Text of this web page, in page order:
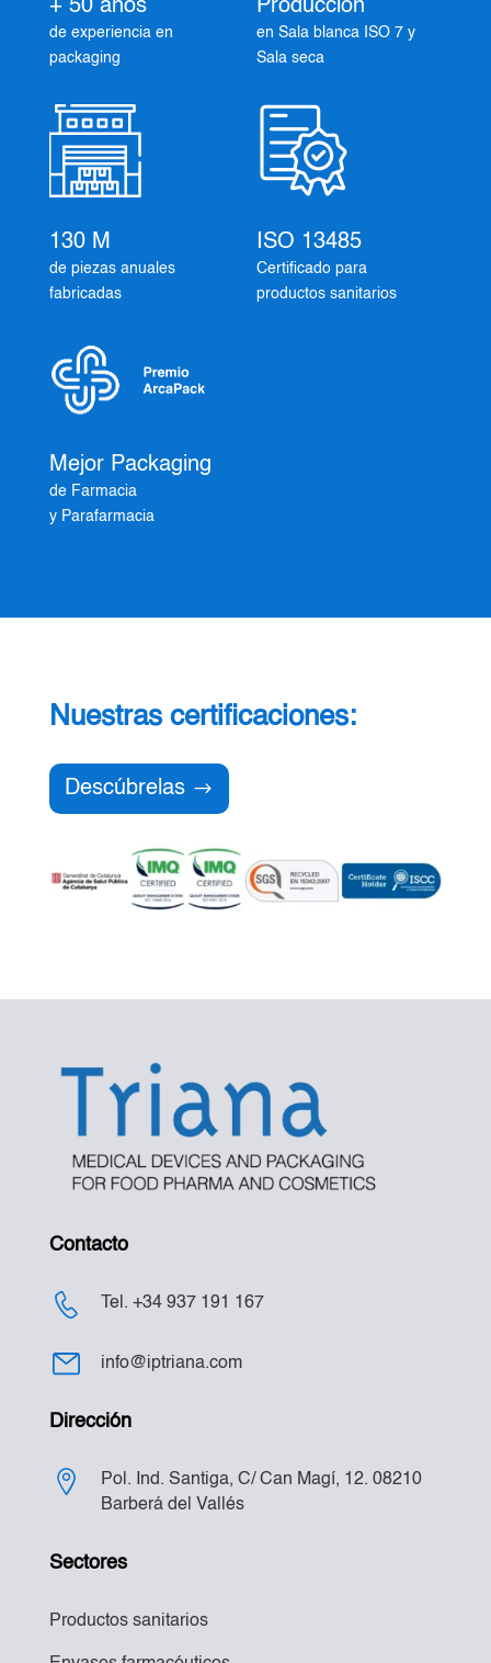
+ 50 años
de experiencia en
packaging
Producción
en Sala blanca ISO 7 y
Sala seca
130 M
de piezas anuales
fabricadas
ISO 13485
Certificado para
productos sanitarios
Mejor Packaging
de Farmacia
y Parafarmacia
Nuestras certificaciones:
Descúbrelas
Contacto
Tel. +34 937 191 167
info@iptriana.com
Dirección
Pol. Ind. Santiga, C/ Can Magí, 12. 08210
Barberá del Vallés
Sectores
Productos sanitarios